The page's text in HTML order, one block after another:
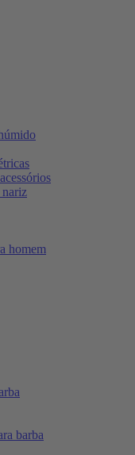
nariz
homem
barba